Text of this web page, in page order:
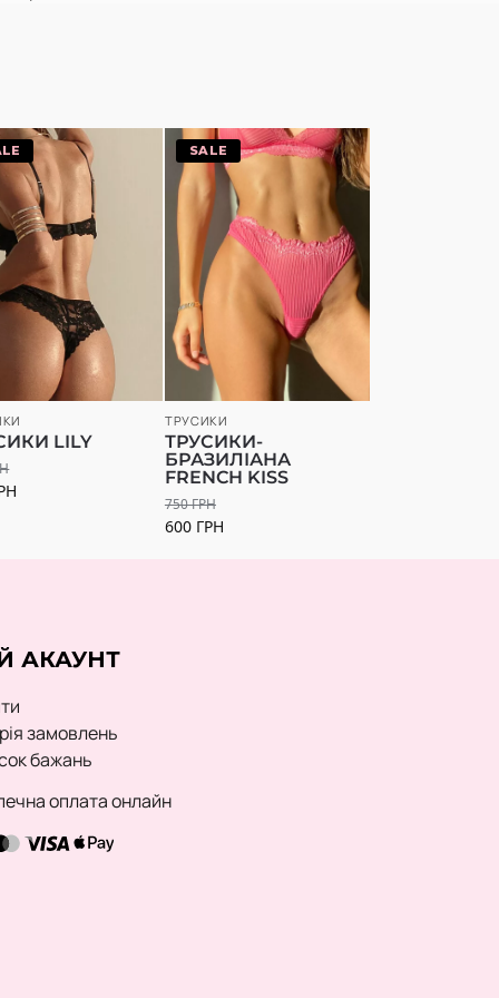
LILY
-20%
ТРУСИКИ
ТРУСИКИ-
БРАЗИЛІАНА
FRENCH KISS
750ГРН
600 ГРН
АКАУНТ
замовлень
бажань
оплата онлайн